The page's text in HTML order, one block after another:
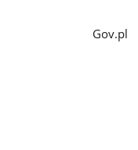
Gov.pl